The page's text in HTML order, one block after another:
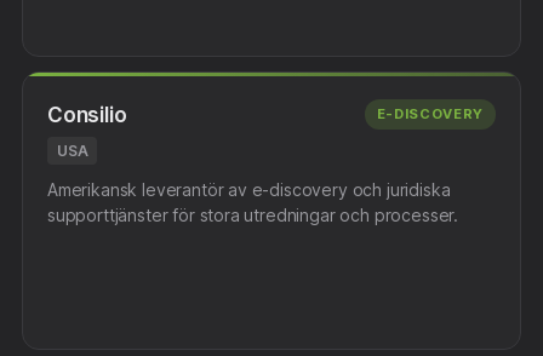
Consilio
USA
E-DISCOVERY
Amerikansk leverantör av e-discovery och juridiska
supporttjänster för stora utredningar och processer.